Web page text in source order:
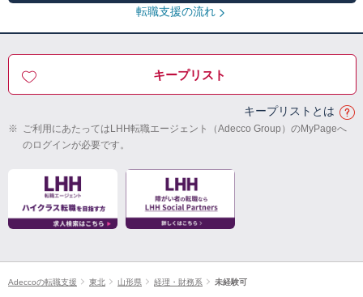
転職支援の流れ
キープリスト
キープリストとは
※ ご利用にあたってはLHH転職エージェント（Adecco Group）のMyPageへ
のログインが必要です。
Adeccoの転職支援 東北 山形県 経理・財務系 未経験可